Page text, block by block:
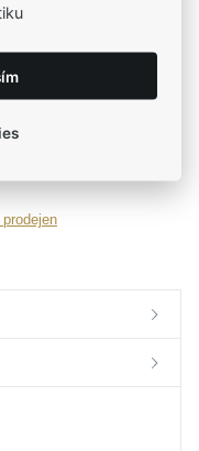
šperkům
prodejen